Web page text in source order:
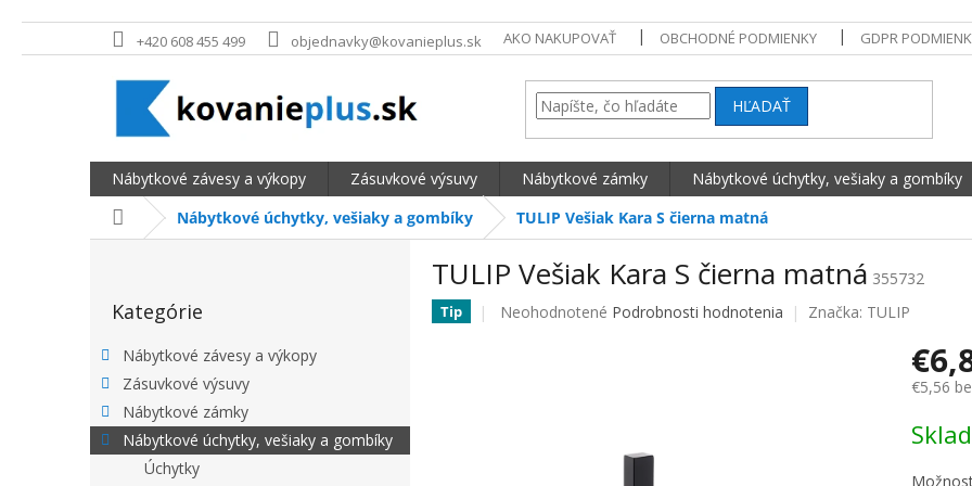
Prejsť na obsah +420 608 455 499 objednavky@kovanieplus.sk AKO NAKUPOVAŤ OBCHODNÉ PODMIENKY GDPR
HĽADAŤ
Nábytkové závesy a výkopy Zásuvkové výsuvy Nábytkové zámky Nábytkové úchytky, vešiaky a gombíky
DomovNábytkové úchytky, vešiaky a gombíky TULIP Vešiak Kara S čierna matná
BOČNÝ PANEL
Kategórie
Nábytkové závesy a výkopy
Zásuvkové výsuvy
Nábytkové zámky
Nábytkové úchytky, vešiaky a gombíky
Úchytky
TULIP Vešiak Kara S čierna matná 355732
Tip Priemerné hodnotenie produktu je 0,0 z 5 hviezdičiek.
Neohodnotené Podrobnosti hodnotenia Značka: TULIP
€5,56